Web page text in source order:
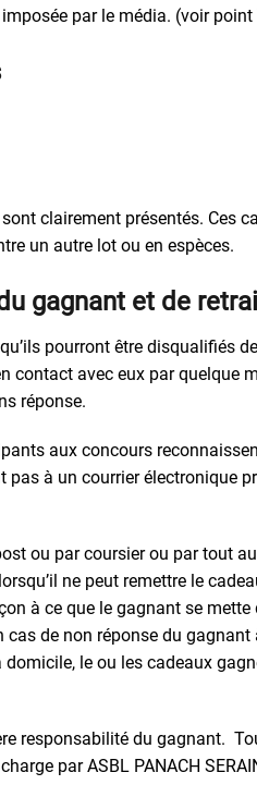
par le média. (voir
clairement présentés. Ces
un autre lot ou en espèces.
gagnant et de
pourront être disqualifiés
contact avec eux par quelque
réponse.
aux concours
pas à un courrier électronique
ou par coursier ou par tout
ne peut remettre le
à ce que le gagnant se
cas de non réponse du
le ou les cadeaux
responsabilité du gagnant.
par ASBL PANACH